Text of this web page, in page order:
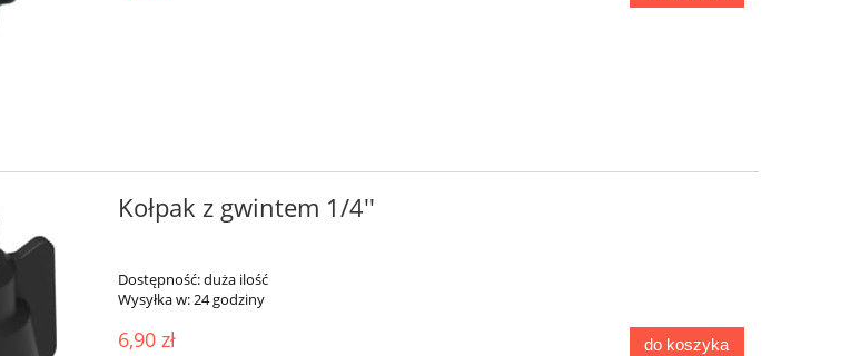
Kołpak z gwintem 1/4''
Dostępność:duża ilość
Wysyłka w:24 godziny
6,90 zł do koszyka